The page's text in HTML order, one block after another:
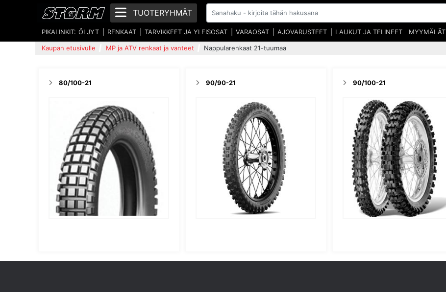
TUOTERYHMÄT
PIKALINKIT: ÖLJYT RENKAAT TARVIKKEET JA YLEISOSAT VARAOSAT AJOVARUSTEET LAUKUT JA TELINEET MYYMÄLÄT
Kaupan etusivulle MP ja ATV renkaat ja vanteet Nappularenkaat 21-tuumaa
80/100-21 90/90-21 90/100-21